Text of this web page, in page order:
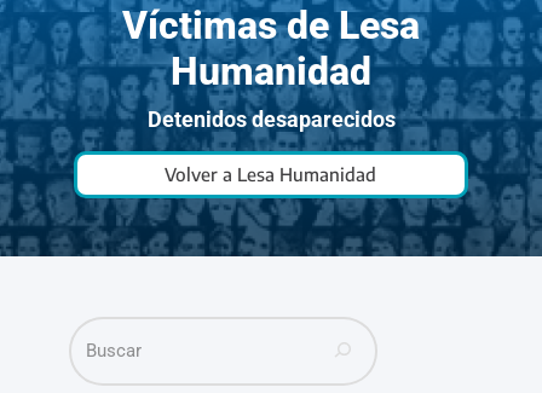
Víctimas de Lesa
Humanidad
Detenidos desaparecidos
Volver a Lesa Humanidad